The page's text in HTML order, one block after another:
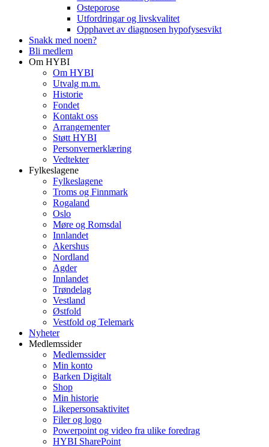
Osteporose
Utfordringar og livskvalitet
Opphavet av diagnosen hypofysesvikt
Snakk med noen?
Bli medlem
Om HYBI
Om HYBI
Utvalg m.m.
Historie
Fondet
Kontakt oss
Arrangementer
Støtt HYBI
Personvernerklæring
Vedtekter
Fylkeslagene
Fylkeslagene
Troms og Finnmark
Rogaland
Oslo
Møre og Romsdal
Innlandet
Akershus
Nordland
Agder
Innlandet
Trøndelag
Vestland
Østfold
Vestfold og Telemark
Nyheter
Medlemssider
Medlemssider
Min konto
Barken Digitalt
Shop
Min historie
Likepersonsaktivitet
Filer og logo
Powerpoint og video fra ulike foredrag
HYBI SharePoint